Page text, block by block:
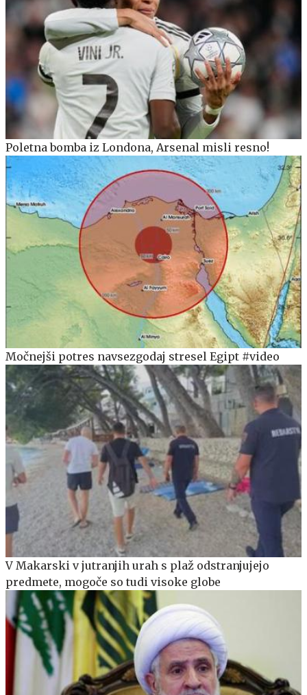
Poletna bomba iz Londona, Arsenal misli resno!
Močnejši potres navsezgodaj stresel Egipt #video
V Makarski v jutranjih urah s plaž odstranjujejo
predmete, mogoče so tudi visoke globe